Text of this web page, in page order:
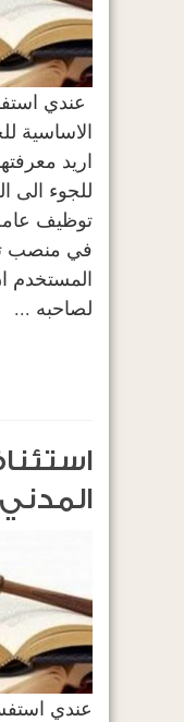
عندي
الاساسية
اريد
للجوء الى
توظيف
في منصب
المستخدم
لصاحبه ...
المدني
عندي